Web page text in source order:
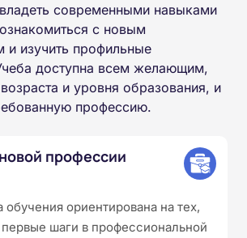
современными навыками
с новым
и изучить профильные
доступна всем желающим,
и уровня образования, и
профессию.
профессии
ориентирована на тех,
первые шаги в профессиональной